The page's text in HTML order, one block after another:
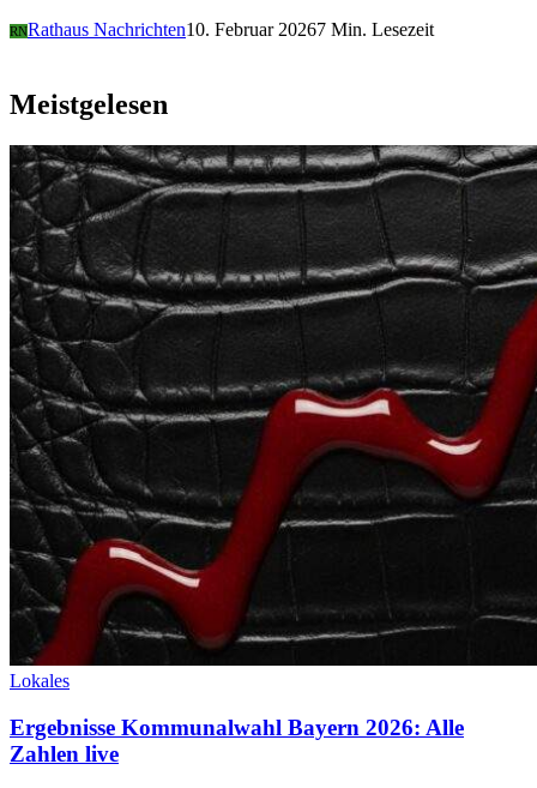
RNRathaus Nachrichten10. Februar 20267 Min. Lesezeit
Meistgelesen
Lokales
Ergebnisse Kommunalwahl Bayern 2026: Alle
Zahlen live